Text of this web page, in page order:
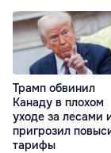
Трамп обвинил
Канаду в плохом
уходе за лесами
пригрозил
тарифы